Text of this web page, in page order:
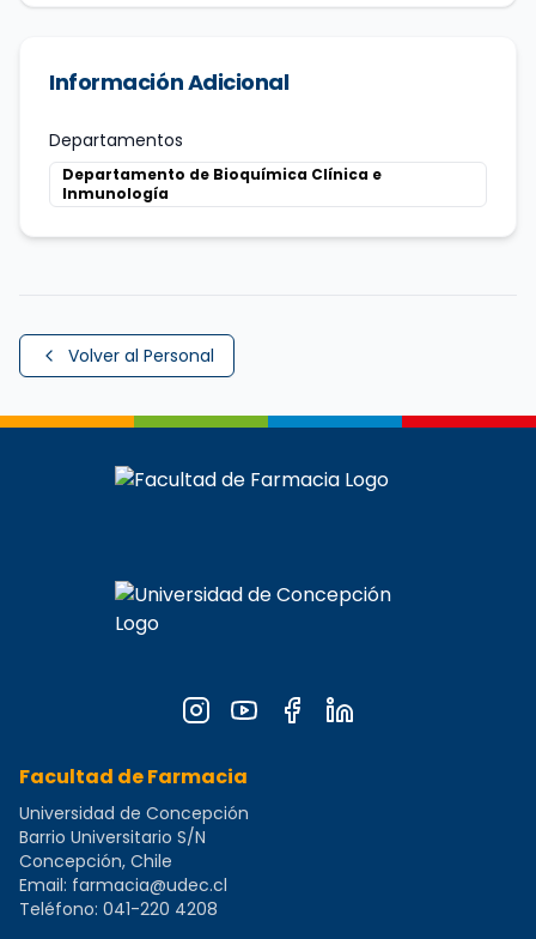
Información Adicional
Departamentos
Departamento de Bioquímica Clínica e
Inmunología
Volver al Personal
Facultad de Farmacia
Universidad de Concepción
Barrio Universitario S/N
Concepción, Chile
Email: farmacia@udec.cl
Teléfono: 041-220 4208